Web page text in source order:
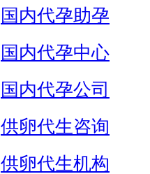
国内代孕助孕
国内代孕中心
国内代孕公司
供卵代生咨询
供卵代生机构